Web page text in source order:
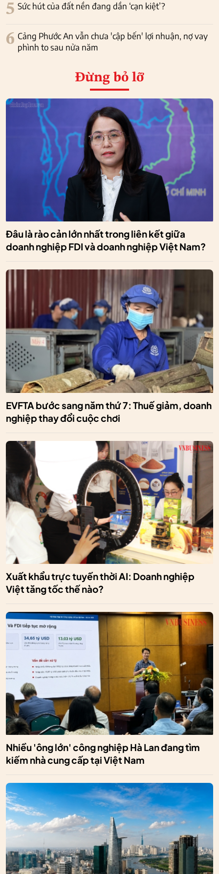
5 Sức hút của đất nền đang dần ‘cạn kiệt’?
6 Cảng Phước An vẫn chưa 'cập bến' lợi nhuận, nợ vay
phình to sau nửa năm
Đừng bỏ lỡ
Đâu là rào cản lớn nhất trong liên kết giữa
doanh nghiệp FDI và doanh nghiệp Việt Nam?
EVFTA bước sang năm thứ 7: Thuế giảm, doanh
nghiệp thay đổi cuộc chơi
Xuất khẩu trực tuyến thời AI: Doanh nghiệp
Việt tăng tốc thế nào?
Nhiều 'ông lớn' công nghiệp Hà Lan đang tìm
kiếm nhà cung cấp tại Việt Nam